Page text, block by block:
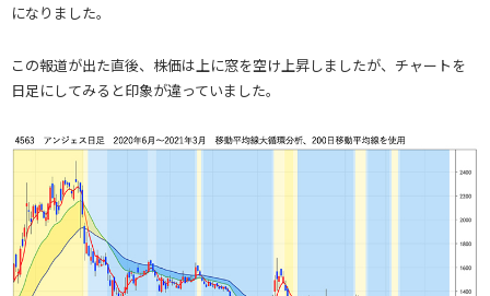
になりました。
この報道が出た直後、株価は上に窓を空け上昇しましたが、チャートを
日足にしてみると印象が違っていました。